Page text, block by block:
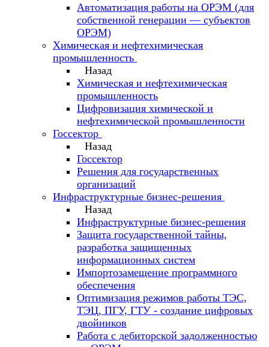
Автоматизация работы на ОРЭМ (для
собственной генерации — субъектов
ОРЭМ)
Химическая и нефтехимическая
промышленность
Назад
Химическая и нефтехимическая
промышленность
Цифровизация химической и
нефтехимической промышленности
Госсектор
Назад
Госсектор
Решения для государственных
организаций
Инфраструктурные бизнес-решения
Назад
Инфраструктурные бизнес-решения
Защита государственной тайны,
разработка защищенных
информационных систем
Импортозамещение программного
обеспечения
Оптимизация режимов работы ТЭС,
ТЭЦ, ПГУ, ГТУ - создание цифровых
двойников
Работа с дебиторской задолженностью